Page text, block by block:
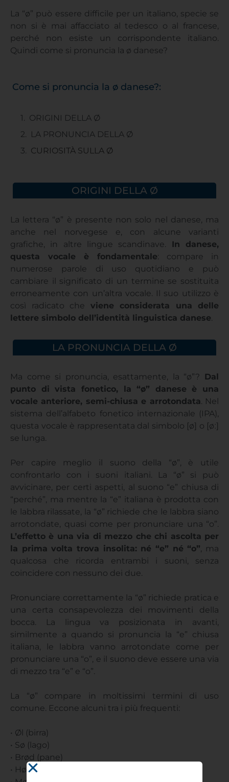
La “ø” può essere difficile per un italiano, specie se
non si è mai affacciato al tedesco o al francese,
perché non esiste un corrispondente italiano.
Quindi come si pronuncia la ø danese?
Come si pronuncia la ø danese?:
ORIGINI DELLA Ø
LA PRONUNCIA DELLA Ø
CURIOSITÀ SULLA Ø
ORIGINI DELLA Ø
La lettera “ø” è presente non solo nel danese, ma
anche nel norvegese e, con alcune varianti
grafiche, in altre lingue scandinave.
In danese,
questa vocale è fondamentale: compare in
numerose parole di uso quotidiano e può
cambiare il significato di un termine se sostituita
erroneamente con un’altra vocale. Il suo utilizzo è
così radicato che viene considerata una delle
lettere simbolo dell’identità linguistica danese.
LA PRONUNCIA DELLA Ø
Ma come si pronuncia, esattamente, la “ø”?
Dal
punto di vista fonetico, la “ø” danese è una
vocale anteriore, semi-chiusa e arrotondata. Nel
sistema dell’alfabeto fonetico internazionale (IPA),
questa vocale è rappresentata dal simbolo [ø] o [øː]
se lunga.
Per capire meglio il suono della “ø”, è utile
confrontarlo con i suoni italiani. La “ø” si può
avvicinare, per certi aspetti, al suono “e” chiusa di
“perché”, ma mentre la “e” italiana è prodotta con
le labbra rilassate, la “ø” richiede che le labbra siano
arrotondate, quasi come per pronunciare una “o”.
L’effetto è una via di mezzo che chi ascolta per
la prima volta trova insolita: né “e” né “o”, ma
qualcosa che ricorda entrambi i suoni, senza
coincidere con nessuno dei due.
Pronunciare correttamente la “ø” richiede pratica e
una certa consapevolezza dei movimenti della
bocca. La lingua va posizionata in avanti,
similmente a quando si pronuncia la “e” chiusa
italiana, le labbra vanno arrotondate come per
pronunciare una “o”, e il suono deve essere una via
di mezzo tra “e” e “o”.
La “ø” compare in moltissimi termini di uso
comune. Eccone alcuni tra i più frequenti:
• Øl (birra)
• Sø (lago)
• Brød (pane)
• Høre (sentire/ascoltare)